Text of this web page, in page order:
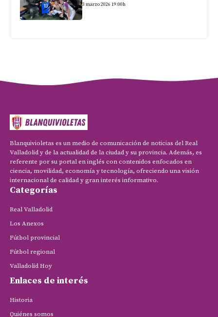
3 marzo 2026 19:00h
Blanquivioletas es un medio de comunicación de noticias del Real
Valladolid y de la actualidad de la ciudad y su provincia. Además, es
referente por su portal en inglés con contenidos enfocados en
ciencia, movilidad, economía y tecnología, ofreciendo una visión
internacional de calidad y gran interés informativo.
Categorías
Real Valladolid
Los Anexos
Fútbol provincial
Fútbol regional
Valladolid Hoy
Enlaces de interés
Historia
Quiénes somos